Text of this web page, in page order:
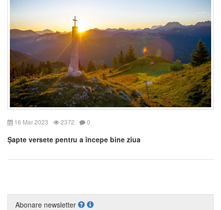
16 Mar 2023 2372 0
Șapte versete pentru a începe bine ziua
Abonare newsletter